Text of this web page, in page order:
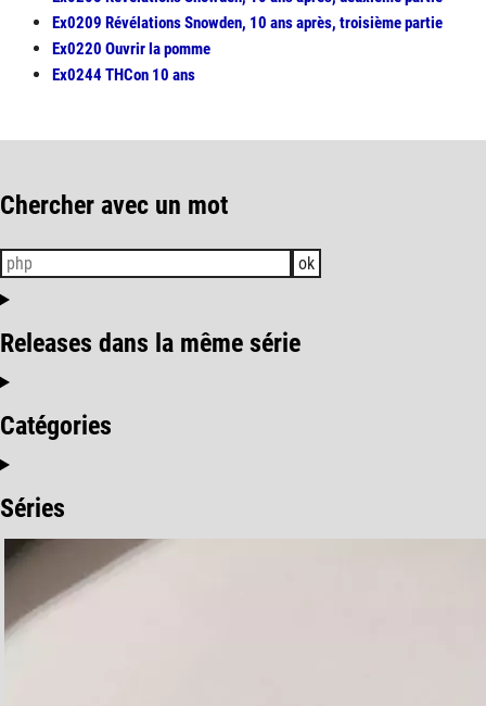
Ex0209 Révélations Snowden, 10 ans après, troisième partie
Ex0220 Ouvrir la pomme
Ex0244 THCon 10 ans
Chercher avec un mot
ok
Releases dans la même série
Catégories
Séries